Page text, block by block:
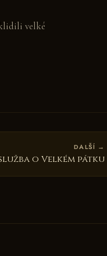
velké
DALŠÍ →
o Velkém pátku